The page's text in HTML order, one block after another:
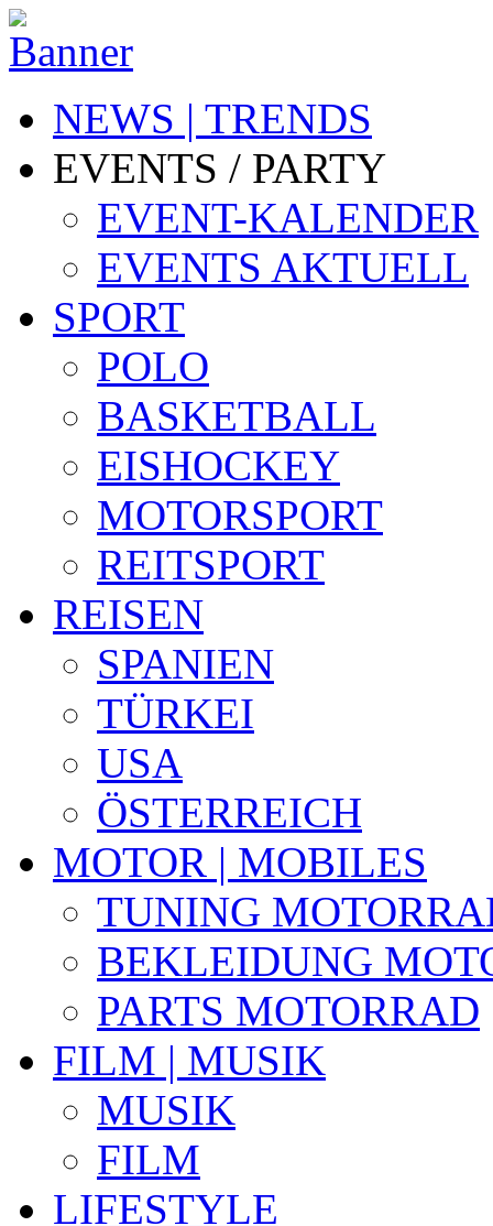
NEWS | TRENDS
EVENTS / PARTY
EVENT-KALENDER
EVENTS AKTUELL
SPORT
POLO
BASKETBALL
EISHOCKEY
MOTORSPORT
REITSPORT
REISEN
SPANIEN
TÜRKEI
USA
ÖSTERREICH
MOTOR | MOBILES
TUNING
BEKLEIDUNG
PARTS MOTORRAD
FILM | MUSIK
MUSIK
FILM
LIFESTYLE